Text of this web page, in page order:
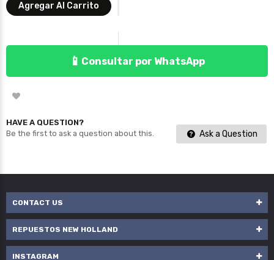
Agregar Al Carrito
📱 Consultar por WhatsApp
HAVE A QUESTION?
Be the first to ask a question about this.
Ask a Question
CONTACT US
REPUESTOS NEW HOLLAND
INSTAGRAM